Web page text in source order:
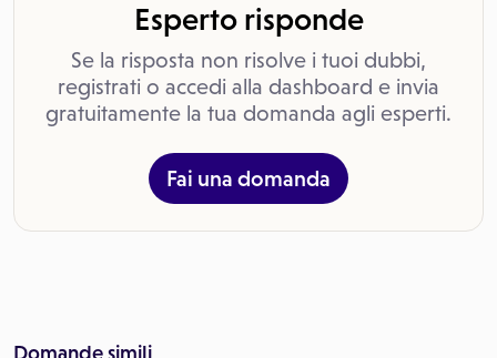
Esperto risponde
Se la risposta non risolve i tuoi dubbi,
registrati o accedi alla dashboard e invia
gratuitamente la tua domanda agli esperti.
Fai una domanda
Domande simili